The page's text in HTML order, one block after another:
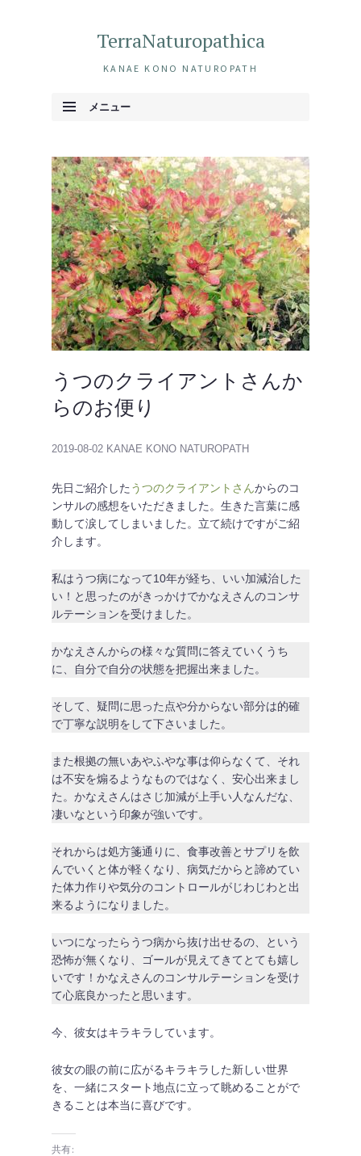
TerraNaturopathica
KANAE KONO NATUROPATH
メニュー
うつのクライアントさんか
らのお便り
2019-08-02 KANAE KONO NATUROPATH
先日ご紹介した うつのクライアントさんからのコ
ンサルの感想をいただきました。生きた言葉に感
動して涙してしまいました。立て続けですがご紹
介します。
私はうつ病になって10年が経ち、いい加減治した
い！と思ったのがきっかけでかなえさんのコンサ
ルテーションを受けました。
かなえさんからの様々な質問に答えていくうち
に、自分で自分の状態を把握出来ました。
そして、疑問に思った点や分からない部分は的確
で丁寧な説明をして下さいました。
また根拠の無いあやふやな事は仰らなくて、それ
は不安を煽るようなものではなく、安心出来まし
た。かなえさんはさじ加減が上手い人なんだな、
凄いなという印象が強いです。
それからは処方箋通りに、食事改善とサプリを飲
んでいくと体が軽くなり、病気だからと諦めてい
た体力作りや気分のコントロールがじわじわと出
来るようになりました。
いつになったらうつ病から抜け出せるの、という
恐怖が無くなり、ゴールが見えてきてとても嬉し
いです！かなえさんのコンサルテーションを受け
て心底良かったと思います。
今、彼女はキラキラしています。
彼女の眼の前に広がるキラキラした新しい世界
を、一緒にスタート地点に立って眺めることがで
きることは本当に喜びです。
共有: